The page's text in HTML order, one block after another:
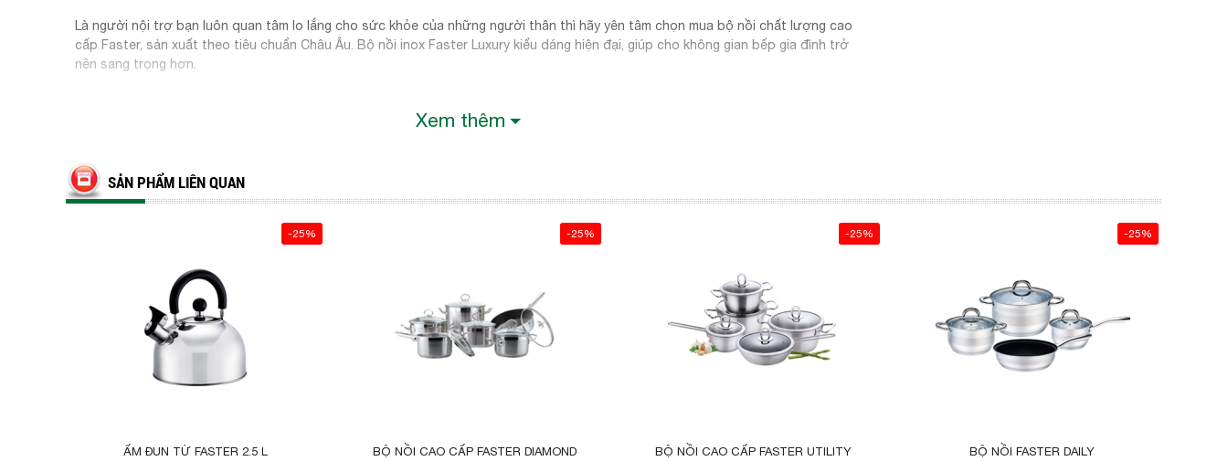
Là người nội trợ bạn luôn quan tâm lo lắng cho sức khỏe của những người thân thì hãy yên tâm chọn mua bộ nồi chất lượng cao
cấp Faster, sản xuất theo tiêu chuẩn Châu Âu. Bộ nồi inox Faster Luxury kiểu dáng hiện đại, giúp cho không gian bếp gia đình trở
nên sang trọng hơn.
Bộ nồi Faster Luxury sản xuất từ chất liệu inox cao cấp 304, nấu được trên mọi loại bếp như bếp từ, bếp hồng ngoại, bếp Gas…
Inox 304 dày dặn, sáng bóng, không bị gỉ sét hay ăn mòn, vì vậy an toàn tuyệt đối cho sức khỏe người sử dụng. Đặc biệt, inox 304
lượng, làm chín đều thức ăn và không gây cháy xém, giúp nấu ngon và giữ lại nguyên vẹn các giá trị dinh dưỡng của thực phẩm.
Bộ nồi Faster Luxury cao cấp có đáy dày dặn, giúp nấu ăn ngon và giữ nhiệt tốt hơn. Bề mặt nấu không trực tiếp tiếp xúc với
nguồn nhiệt, không lo tạo ra phản ứng khi đun nấu.
Chảo chống dính cao cấp đi kèm với lớp chống dính Xylan siêu bền chống trầy xước và rất an toàn. Đây là công nghệ chống dính
mới của Mỹ, bền và khó bong tróc, không tạo ra chất độc hại trong quá trình đun nấu, đảm bảo an toàn cho người sử dụng.
chỉ trong 1 bộ sản phẩm của Faster.
Xem thêm
SẢN PHẨM LIÊN QUAN
-25%
ẤM ĐUN TỪ FASTER 2.5 L
-25%
BỘ NỒI CAO CẤP FASTER DIAMOND
-25%
BỘ NỒI CAO CẤP FASTER UTILITY
-25%
BỘ NỒI FASTER DAILY